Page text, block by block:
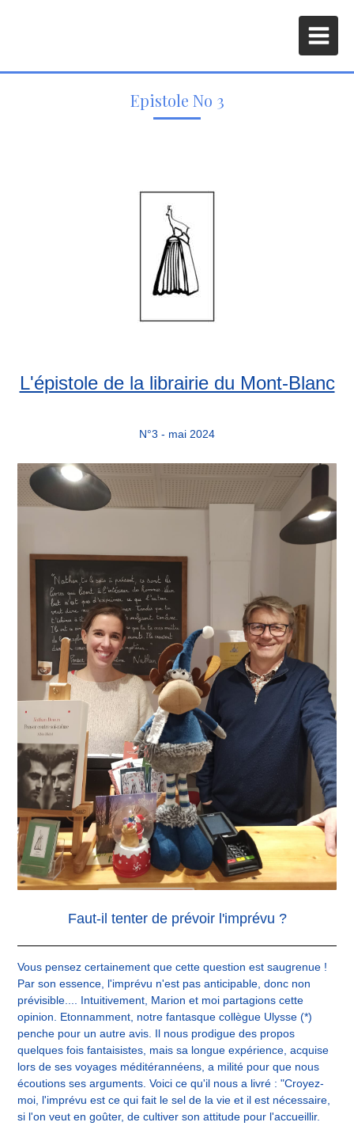
Epistole No 3
L'épistole de la librairie du Mont-Blanc
N°3 - mai 2024
Faut-il tenter de prévoir l'imprévu ?
Vous pensez certainement que cette question est saugrenue !
Par son essence, l'imprévu n'est pas anticipable, donc non
prévisible.... Intuitivement, Marion et moi partagions cette
opinion. Etonnamment, notre fantasque collègue Ulysse (*)
penche pour un autre avis. Il nous prodigue des propos
quelques fois fantaisistes, mais sa longue expérience, acquise
lors de ses voyages méditérannéens, a milité pour que nous
écoutions ses arguments. Voici ce qu'il nous a livré : "Croyez-
moi, l'imprévu est ce qui fait le sel de la vie et il est nécessaire,
si l'on veut en goûter, de cultiver son attitude pour l'accueillir.